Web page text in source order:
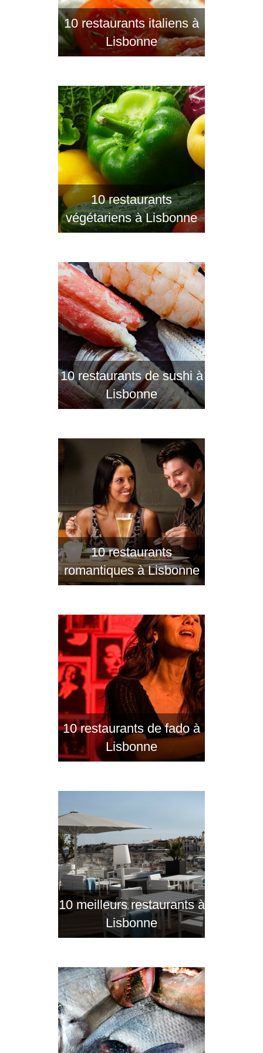
10 restaurants italiens à
Lisbonne
10 restaurants
végétariens à Lisbonne
10 restaurants de sushi à
Lisbonne
10 restaurants
romantiques à Lisbonne
10 restaurants de fado à
Lisbonne
10 meilleurs restaurants à
Lisbonne